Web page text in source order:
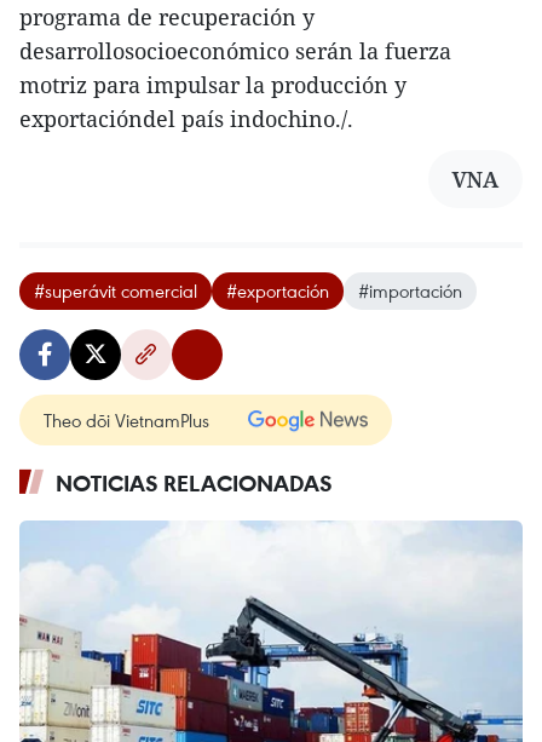
programa de recuperación y
desarrollosocioeconómico serán la fuerza
motriz para impulsar la producción y
exportacióndel país indochino./.
VNA
#superávit comercial #exportación #importación
Theo dõi VietnamPlus
NOTICIAS RELACIONADAS